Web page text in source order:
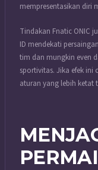
mempresentasikan diri
Tindakan Fnatic ONIC
ID mendekati
tim dan mungkin even
sportivitas. Jika efek ini
aturan yang lebih ketat